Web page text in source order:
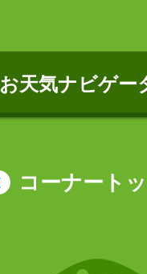
お天気ナビゲー
コーナート